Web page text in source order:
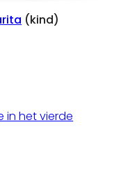
(kind)
in het vierde